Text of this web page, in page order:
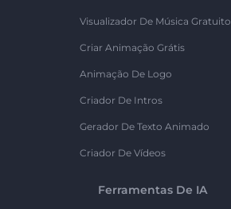
Visualizador De Música Gratuito
Criar Animação Grátis
Animação De Logo
Criador De Intros
Gerador De Texto Animado
Criador De Vídeos
Ferramentas De IA